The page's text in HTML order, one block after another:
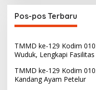
Pos-pos Terbaru
TMMD ke-129 Kodim
Wuduk, Lengkapi
TMMD ke-129 Kodim
Kandang Ayam Petelur